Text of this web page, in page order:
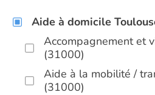
Aide à domicile
Accompagnement et
(31000)
Aide à la mobilité /
(31000)